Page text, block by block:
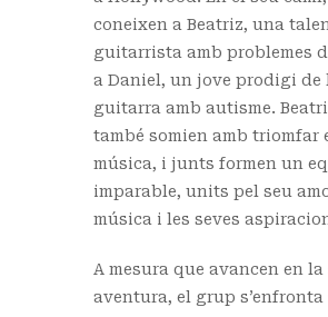
coneixen a Beatriz, una
guitarrista amb problemes
a Daniel, un jove prodigi de
guitarra amb autisme.
també somien amb triomfar
música, i junts formen un
imparable, units pel seu
música i les seves
A mesura que avancen en la
aventura, el grup s’enfronta